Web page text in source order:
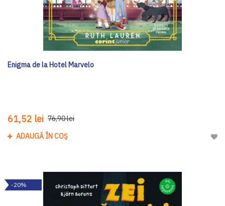
Enigma de la Hotel Marvelo
61,52 lei 76,90 lei
ADAUGĂ ÎN COȘ
-20%